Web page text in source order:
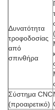
Δυνατότητα
τροφοδοσίας
από
σπινθήρα
Σύστημα CNC
(προαιρετικό)